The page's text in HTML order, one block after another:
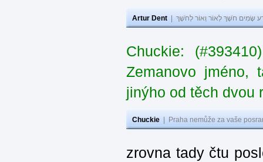
Artur Dent שָׂמִים חֹשֶׁךְ לְאוֹר וְאוֹר לְחֹשֶׁךְ
Chuckie:
Zemanovo jméno,
jinýho od těch dvou
Chuckie Praha nemůže za vaše
zrovna tady čtu